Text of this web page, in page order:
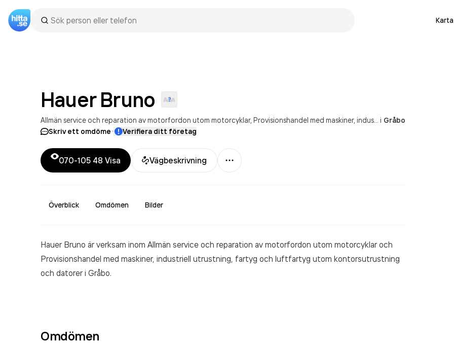
Karta
Hauer Bruno
Allmän service och reparation av motorfordon utom motorcyklar Provisionshandel med maskiner, industriell utrustning, fartyg och luftfartyg utom kontorsutrustning och datorer i Gråbo
Skriv ett omdöme· Verifiera ditt företag
070-105 48 Visa Vägbeskrivning
Mer
Överblick Omdömen Bilder
Hauer Bruno är verksam inom Allmän service och reparation av motorfordon utom motorcyklar och
Provisionshandel med maskiner, industriell utrustning, fartyg och luftfartyg utom kontorsutrustning
och datoreri Gråbo.
Omdömen